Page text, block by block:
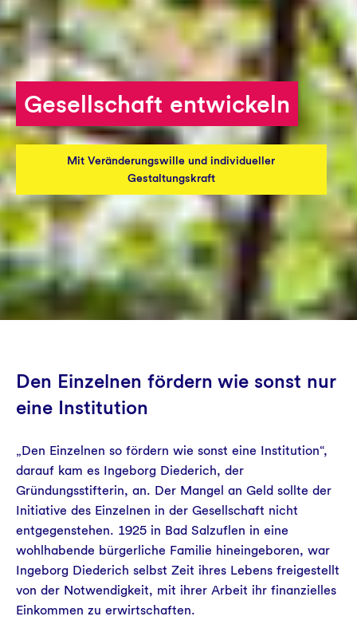
Aktuelles
Gesellschaft entwickeln
Mit Veränderungswille und individueller
Gestaltungskraft
Den Einzelnen fördern wie sonst nur
eine Institution
„Den Einzelnen so fördern wie sonst eine Institution“,
darauf kam es Ingeborg Diederich, der
Gründungsstifterin, an. Der Mangel an Geld sollte der
Initiative des Einzelnen in der Gesellschaft nicht
entgegenstehen. 1925 in Bad Salzuflen in eine
wohlhabende bürgerliche Familie hineingeboren, war
Ingeborg Diederich selbst Zeit ihres Lebens freigestellt
von der Notwendigkeit, mit ihrer Arbeit ihr finanzielles
Einkommen zu erwirtschaften.